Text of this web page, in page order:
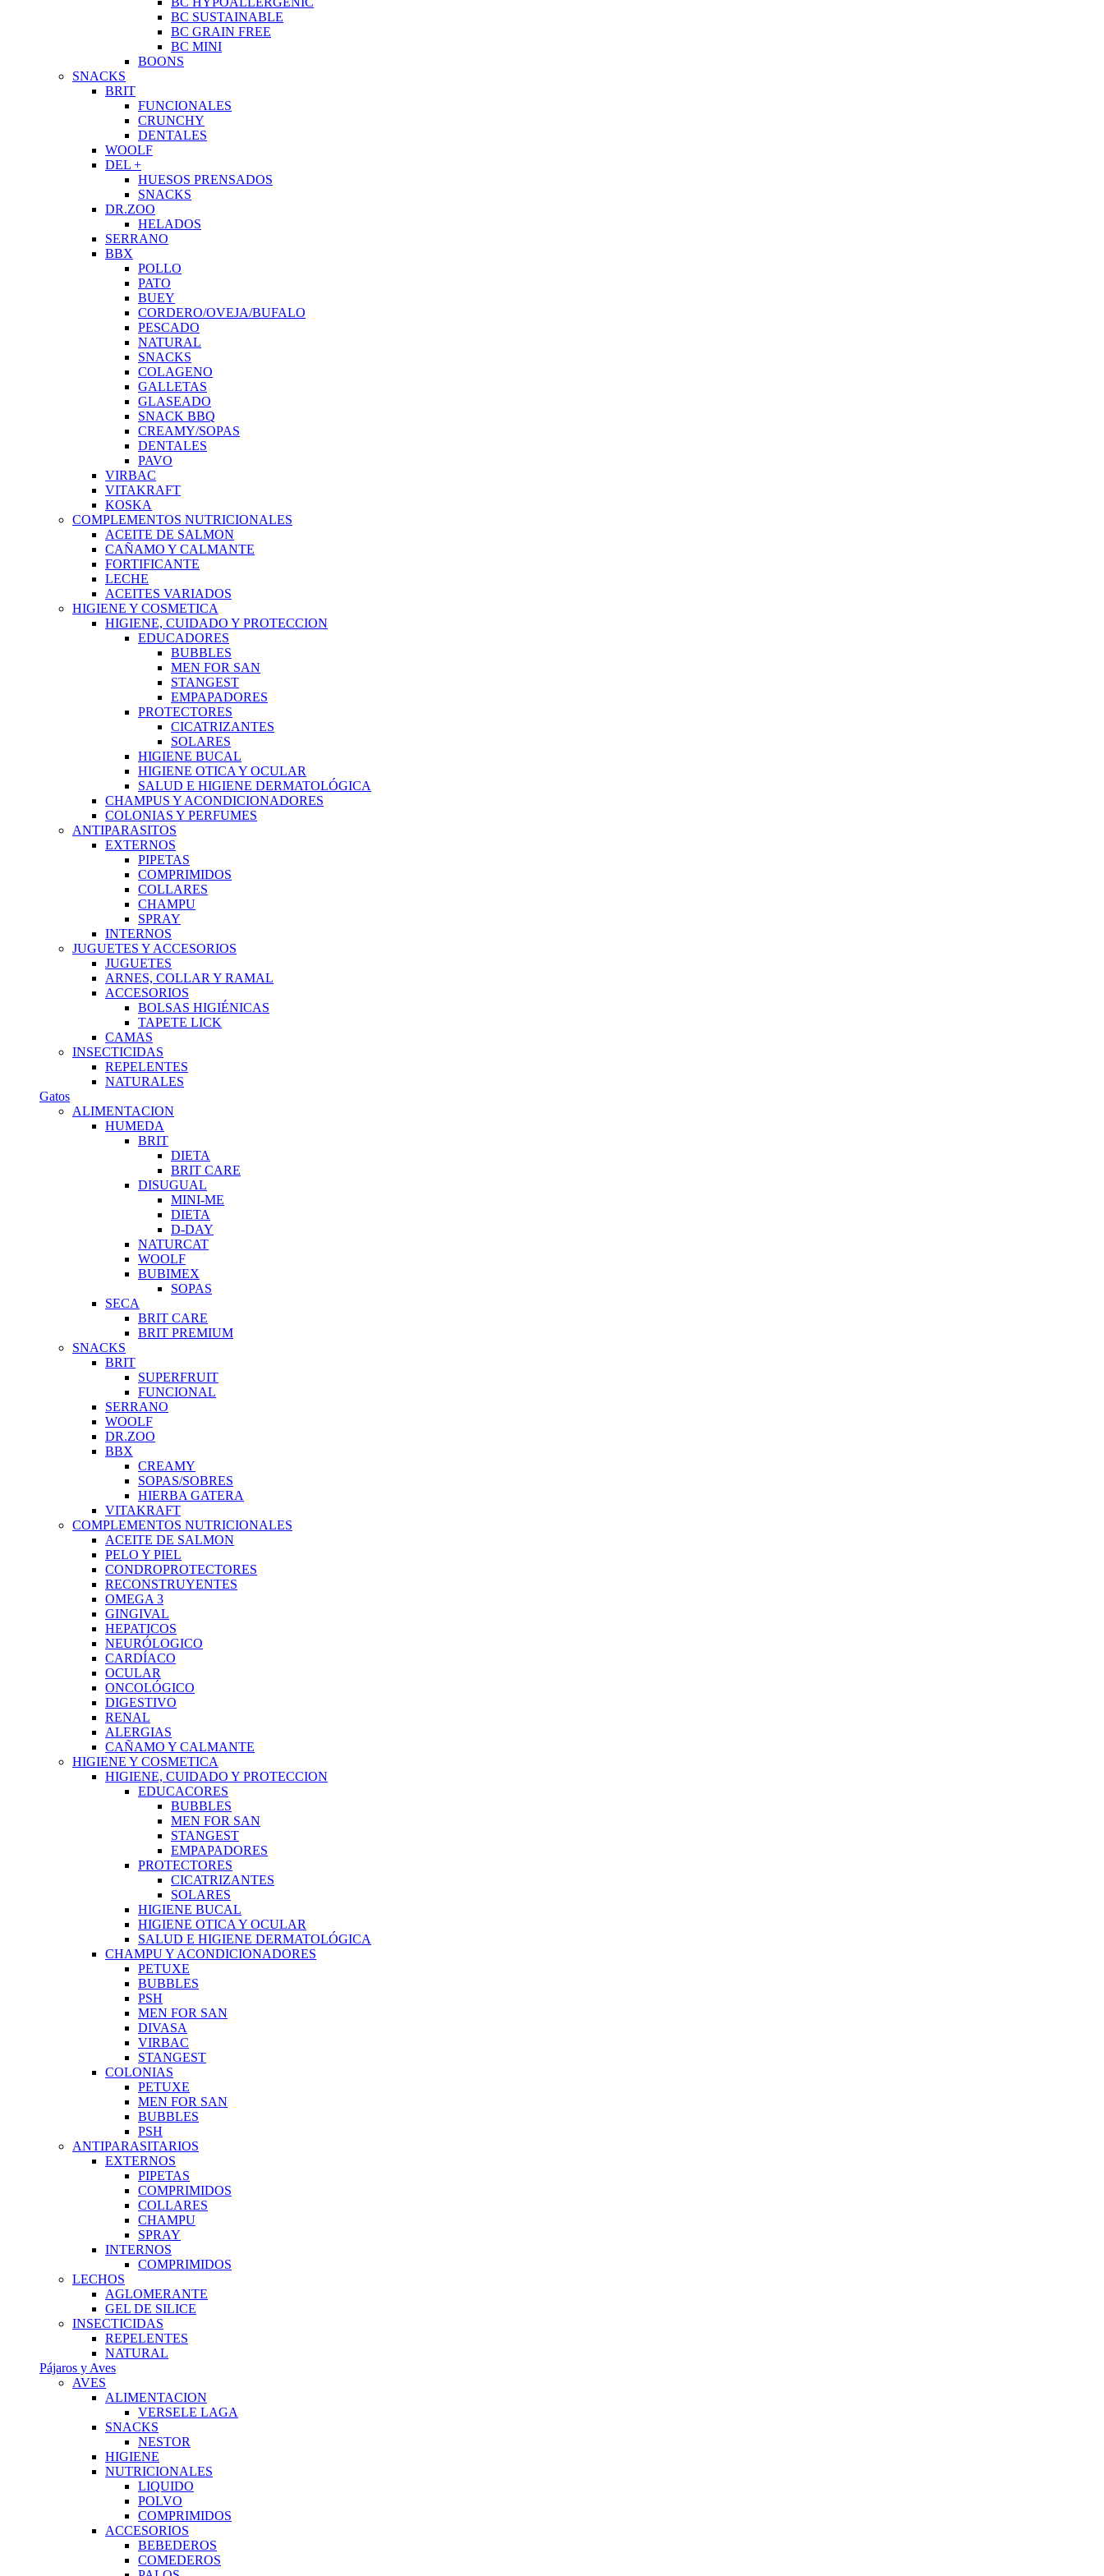
BC SUSTAINABLE
BC GRAIN FREE
BC MINI
BOONS
SNACKS
BRIT
FUNCIONALES
CRUNCHY
DENTALES
WOOLF
DEL +
HUESOS PRENSADOS
SNACKS
DR.ZOO
HELADOS
SERRANO
BBX
POLLO
PATO
BUEY
CORDERO/OVEJA/BUFALO
PESCADO
NATURAL
SNACKS
COLAGENO
GALLETAS
GLASEADO
SNACK BBQ
CREAMY/SOPAS
DENTALES
PAVO
VIRBAC
VITAKRAFT
KOSKA
COMPLEMENTOS NUTRICIONALES
ACEITE DE SALMON
CAÑAMO Y CALMANTE
FORTIFICANTE
LECHE
ACEITES VARIADOS
HIGIENE Y COSMETICA
HIGIENE, CUIDADO Y PROTECCION
EDUCADORES
BUBBLES
MEN FOR SAN
STANGEST
EMPAPADORES
PROTECTORES
CICATRIZANTES
SOLARES
HIGIENE BUCAL
HIGIENE OTICA Y OCULAR
SALUD E HIGIENE DERMATOLÓGICA
CHAMPUS Y ACONDICIONADORES
COLONIAS Y PERFUMES
ANTIPARASITOS
EXTERNOS
PIPETAS
COMPRIMIDOS
COLLARES
CHAMPU
SPRAY
INTERNOS
JUGUETES Y ACCESORIOS
JUGUETES
ARNES, COLLAR Y RAMAL
ACCESORIOS
BOLSAS HIGIÉNICAS
TAPETE LICK
CAMAS
INSECTICIDAS
REPELENTES
NATURALES
Gatos
ALIMENTACION
HUMEDA
BRIT
DIETA
BRIT CARE
DISUGUAL
MINI-ME
DIETA
D-DAY
NATURCAT
WOOLF
BUBIMEX
SOPAS
SECA
BRIT CARE
BRIT PREMIUM
SNACKS
BRIT
SUPERFRUIT
FUNCIONAL
SERRANO
WOOLF
DR.ZOO
BBX
CREAMY
SOPAS/SOBRES
HIERBA GATERA
VITAKRAFT
COMPLEMENTOS NUTRICIONALES
ACEITE DE SALMON
PELO Y PIEL
CONDROPROTECTORES
RECONSTRUYENTES
OMEGA 3
GINGIVAL
HEPATICOS
NEURÓLOGICO
CARDÍACO
OCULAR
ONCOLÓGICO
DIGESTIVO
RENAL
ALERGIAS
CAÑAMO Y CALMANTE
HIGIENE Y COSMETICA
HIGIENE, CUIDADO Y PROTECCION
EDUCACORES
BUBBLES
MEN FOR SAN
STANGEST
EMPAPADORES
PROTECTORES
CICATRIZANTES
SOLARES
HIGIENE BUCAL
HIGIENE OTICA Y OCULAR
SALUD E HIGIENE DERMATOLÓGICA
CHAMPU Y ACONDICIONADORES
PETUXE
BUBBLES
PSH
MEN FOR SAN
DIVASA
VIRBAC
STANGEST
COLONIAS
PETUXE
MEN FOR SAN
BUBBLES
PSH
ANTIPARASITARIOS
EXTERNOS
PIPETAS
COMPRIMIDOS
COLLARES
CHAMPU
SPRAY
INTERNOS
COMPRIMIDOS
LECHOS
AGLOMERANTE
GEL DE SILICE
INSECTICIDAS
REPELENTES
NATURAL
Pájaros y Aves
AVES
ALIMENTACION
VERSELE LAGA
SNACKS
NESTOR
HIGIENE
NUTRICIONALES
LIQUIDO
POLVO
COMPRIMIDOS
ACCESORIOS
BEBEDEROS
COMEDEROS